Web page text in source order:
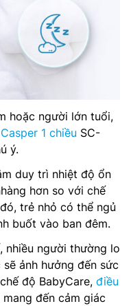
hoặc người lớn tuổi,
1 chiều SC-
ý.
duy trì nhiệt độ ổn
hơn so với chế
trẻ nhỏ có thể ngủ
buốt vào ban đêm.
nhiều người thường lo
ảnh hưởng đến sức
độ BabyCare, điều
mang đến cảm giác